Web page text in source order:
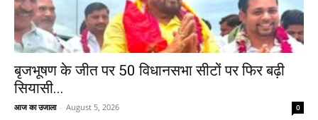
बृजभूषण के जीत पर 50 विधानसभा सीटों पर फिर बढ़ी
सियासी...
आज का उजाला - August 5, 2026 0